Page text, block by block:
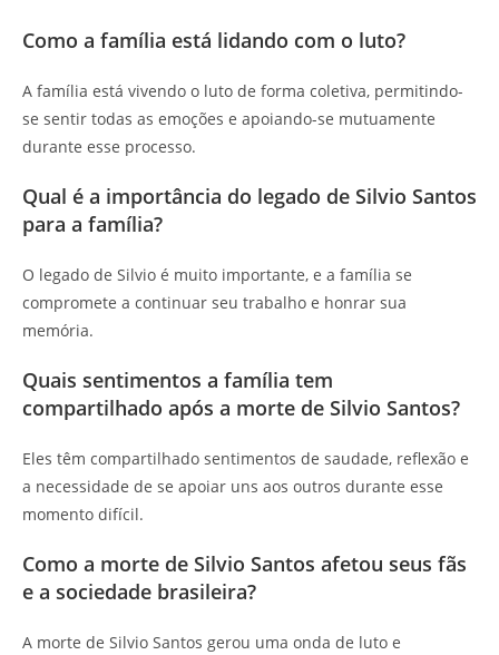
Como a família está lidando com o luto?
A família está vivendo o luto de forma coletiva, permitindo-
se sentir todas as emoções e apoiando-se mutuamente
durante esse processo.
Qual é a importância do legado de Silvio Santos
para a família?
O legado de Silvio é muito importante, e a família se
compromete a continuar seu trabalho e honrar sua
memória.
Quais sentimentos a família tem
compartilhado após a morte de Silvio Santos?
Eles têm compartilhado sentimentos de saudade, reflexão e
a necessidade de se apoiar uns aos outros durante esse
momento difícil.
Como a morte de Silvio Santos afetou seus fãs
e a sociedade brasileira?
A morte de Silvio Santos gerou uma onda de luto e